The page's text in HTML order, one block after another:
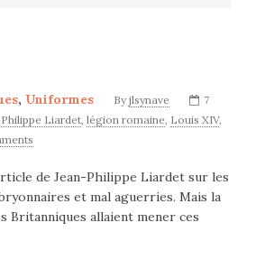
, Uniformes By jlsynave
7
Liardet, légion romaine, Louis XIV,
de Jean-Philippe Liardet sur les
et mal aguerries. Mais la
allaient mener ces